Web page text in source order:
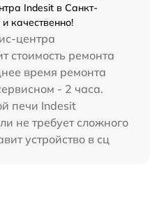
Indesit в Санкт-
качественно!
центра
стоимость ремонта
время ремонта
- 2 часа.
печи Indesit
не требует сложного
устройство в сц